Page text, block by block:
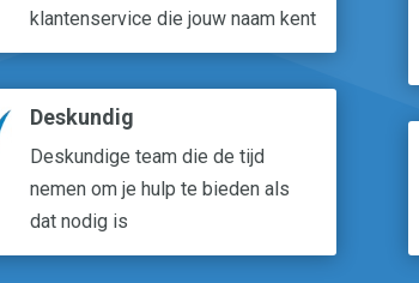
klantenservice die jouw naam kent
Deskundig
Deskundige team die de tijd
nemen om je hulp te bieden als
dat nodig is